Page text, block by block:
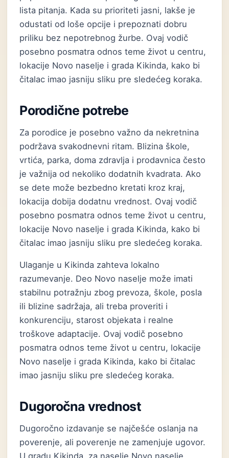
lista pitanja. Kada su prioriteti jasni, lakše je
odustati od loše opcije i prepoznati dobru
priliku bez nepotrebnog žurbe. Ovaj vodič
posebno posmatra odnos teme život u centru,
lokacije Novo naselje i grada Kikinda, kako bi
čitalac imao jasniju sliku pre sledećeg koraka.
Porodične potrebe
Za porodice je posebno važno da nekretnina
podržava svakodnevni ritam. Blizina škole,
vrtića, parka, doma zdravlja i prodavnica često
je važnija od nekoliko dodatnih kvadrata. Ako
se dete može bezbedno kretati kroz kraj,
lokacija dobija dodatnu vrednost. Ovaj vodič
posebno posmatra odnos teme život u centru,
lokacije Novo naselje i grada Kikinda, kako bi
čitalac imao jasniju sliku pre sledećeg koraka.
Ulaganje u Kikinda zahteva lokalno
razumevanje. Deo Novo naselje može imati
stabilnu potražnju zbog prevoza, škole, posla
ili blizine sadržaja, ali treba proveriti i
konkurenciju, starost objekata i realne
troškove adaptacije. Ovaj vodič posebno
posmatra odnos teme život u centru, lokacije
Novo naselje i grada Kikinda, kako bi čitalac
imao jasniju sliku pre sledećeg koraka.
Dugoročna vrednost
Dugoročno izdavanje se najčešće oslanja na
poverenje, ali poverenje ne zamenjuje ugovor.
U gradu Kikinda, za naselje Novo naselje,